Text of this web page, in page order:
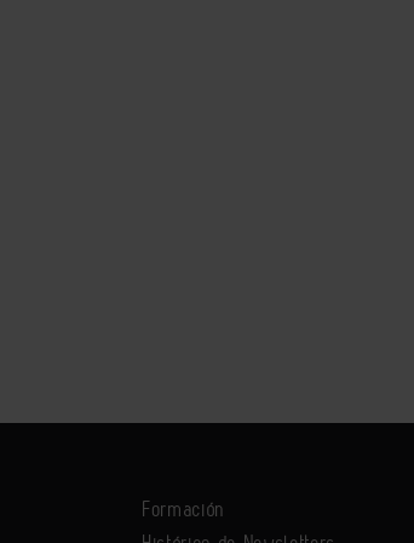
Formación